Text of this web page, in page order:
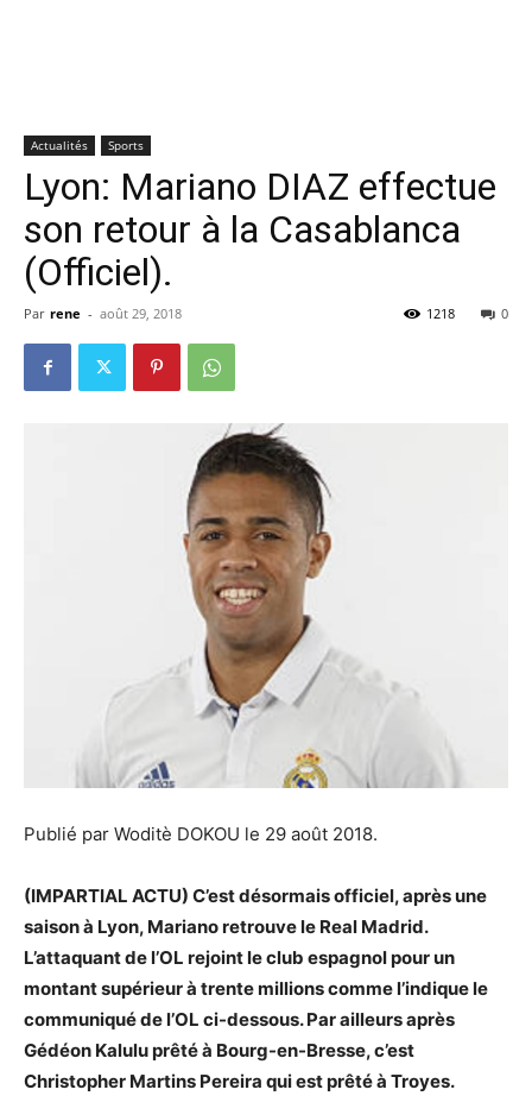
Actualités Sports
Lyon: Mariano DIAZ effectue
son retour à la Casablanca
(Officiel).
Par rene - août 29, 2018 0
1218
Publié par Woditè DOKOU le 29 août 2018.
(IMPARTIAL ACTU) C’est désormais officiel, après une
saison à Lyon, Mariano retrouve le Real Madrid.
L’attaquant de l’OL rejoint le club espagnol pour un
montant supérieur à trente millions comme l’indique le
communiqué de l’OL ci-dessous. Par ailleurs après
Gédéon Kalulu prêté à Bourg-en-Bresse, c’est
Christopher Martins Pereira qui est prêté à Troyes.